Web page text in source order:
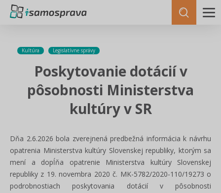
Kultúra Legislatívne správy
Poskytovanie dotácií v
pôsobnosti Ministerstva
kultúry v SR
Dňa 2.6.2026 bola zverejnená predbežná informácia k návrhu
opatrenia Ministerstva kultúry Slovenskej republiky, ktorým sa
mení a dopĺňa opatrenie Ministerstva kultúry Slovenskej
republiky z 19. novembra 2020 č. MK-5782/2020-110/19273 o
podrobnostiach poskytovania dotácií v pôsobnosti